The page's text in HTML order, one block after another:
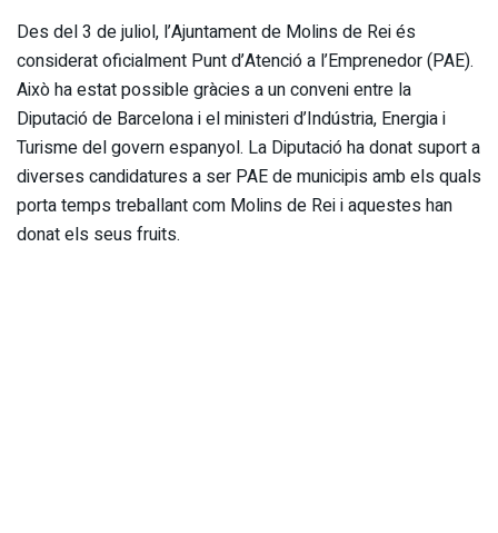
Des del 3 de juliol, l’Ajuntament de Molins de Rei és
considerat oficialment Punt d’Atenció a l’Emprenedor (PAE).
Això ha estat possible gràcies a un conveni entre la
Diputació de Barcelona i el ministeri d’Indústria, Energia i
Turisme del govern espanyol. La Diputació ha donat suport a
diverses candidatures a ser PAE de municipis amb els quals
porta temps treballant com Molins de Rei i aquestes han
donat els seus fruits.